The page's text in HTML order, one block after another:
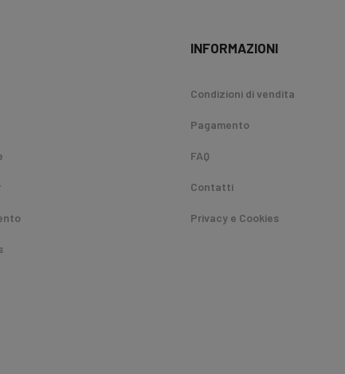
INFORMAZIONI
Condizioni di vendita
Pagamento
FAQ
Contatti
Privacy e Cookies